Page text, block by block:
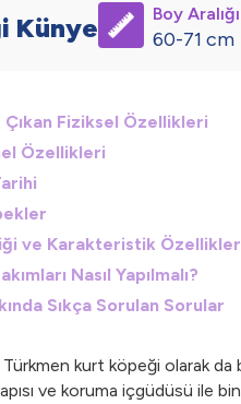
Künye Boy Aralığı
60-71 cm
Fiziksel Özellikleri
Özellikleri
ve Karakteristik
Nasıl Yapılmalı?
Sıkça Sorulan Sorular
kurt köpeği olarak da
ve koruma içgüdüsü ile